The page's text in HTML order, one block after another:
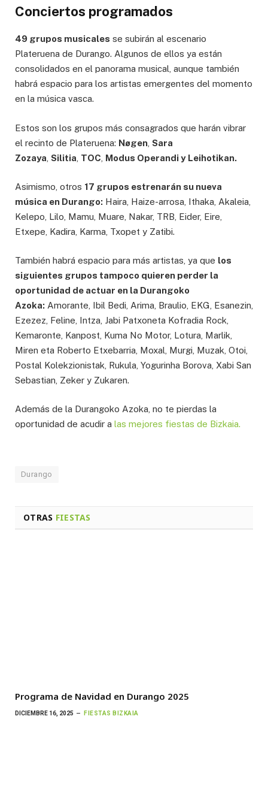
Conciertos programados
49 grupos musicales se subirán al escenario
Plateruena de Durango. Algunos de ellos ya están
consolidados en el panorama musical, aunque también
habrá espacio para los artistas emergentes del momento
en la música vasca.
Estos son los grupos más consagrados que harán vibrar
el recinto de Plateruena: Nøgen Sara
Zozaya Silitia TOC Modus Operandi y Leihotikan.
Asimismo, otros 17 grupos estrenarán su nueva
música en Durango: Haira, Haize-arrosa, Ithaka, Akaleia,
Kelepo, Lilo, Mamu, Muare, Nakar, TRB, Eider, Eire,
Etxepe, Kadira, Karma, Txopet y Zatibi.
También habrá espacio para más artistas, ya que los
siguientes grupos tampoco quieren perder la
oportunidad de actuar en la Durangoko
Azoka: Amorante, Ibil Bedi, Arima, Braulio, EKG, Esanezin,
Ezezez, Feline, Intza, Jabi Patxoneta Kofradia Rock,
Kemaronte, Kanpost, Kuma No Motor, Lotura, Marlik,
Miren eta Roberto Etxebarria, Moxal, Murgi, Muzak, Otoi,
Postal Kolekzionistak, Rukula, Yogurinha Borova, Xabi San
Sebastian, Zeker y Zukaren.
Además de la Durangoko Azoka, no te pierdas la
oportunidad de acudir a las mejores fiestas de Bizkaia.
Durango
OTRAS FIESTAS
Programa de Navidad en Durango 2025
DICIEMBRE 16, 2025 FIESTAS BIZKAIA